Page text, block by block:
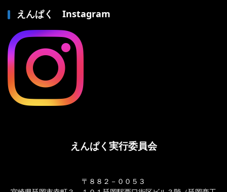
えんぱく Instagram
えんぱく実行委員会
〒８８２－００５３